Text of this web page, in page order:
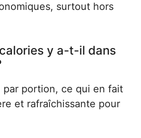
surtout hors
y a-t-il dans
par portion, ce qui en fait
et rafraîchissante pour